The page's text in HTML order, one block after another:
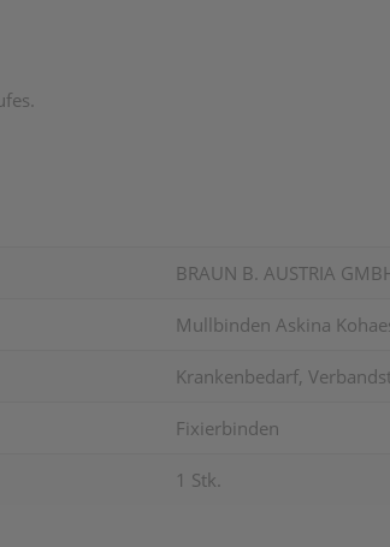
BRAUN B. AUSTRIA
Mullbinden Askina
Krankenbedarf,
Fixierbinden
1 Stk.